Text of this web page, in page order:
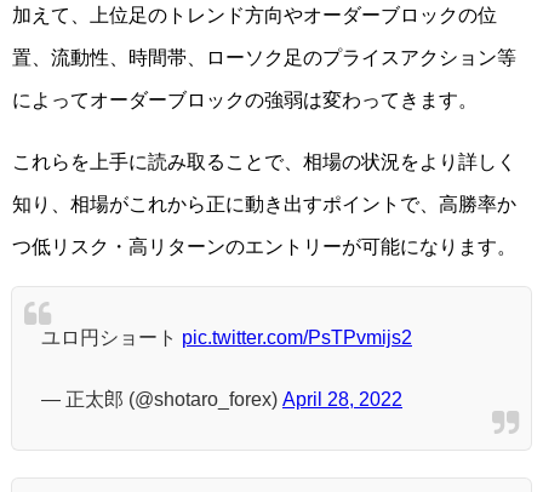
加えて、上位足のトレンド方向やオーダーブロックの位
置、流動性、時間帯、ローソク足のプライスアクション等
によってオーダーブロックの強弱は変わってきます。
これらを上手に読み取ることで、相場の状況をより詳しく
知り、相場がこれから正に動き出すポイントで、高勝率か
つ低リスク・高リターンのエントリーが可能になります。
ユロ円ショート pic.twitter.com/PsTPvmijs2
— 正太郎 (@shotaro_forex) April 28, 2022